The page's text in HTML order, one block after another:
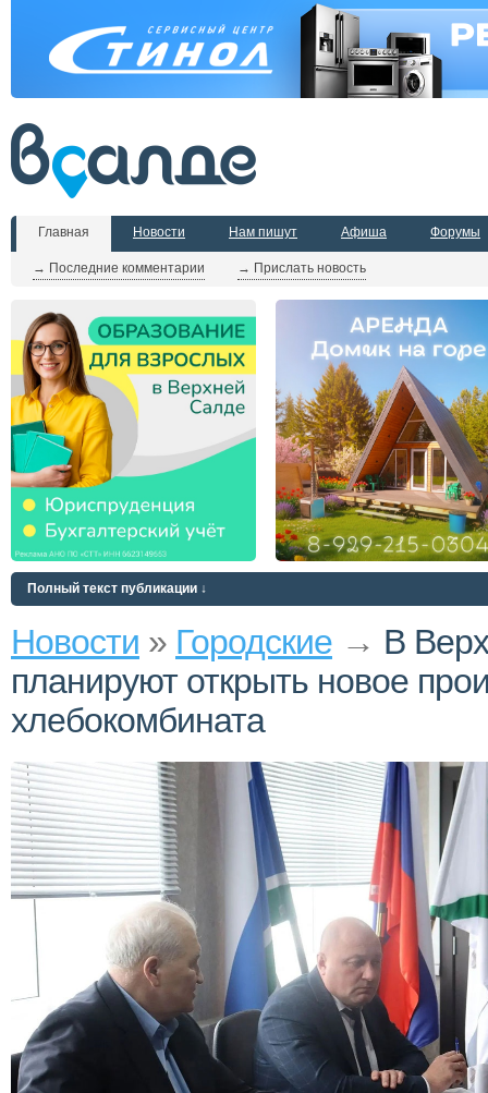
Главная
→ Последние комментарии → Прислать новость
Новости Нам пишут Афиша Форумы
Полный текст публикации ↓
Новости » Городские → В
планируют открыть новое
хлебокомбината